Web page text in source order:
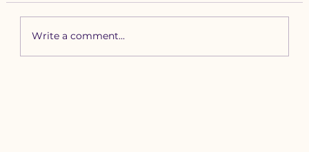
Write a comment...